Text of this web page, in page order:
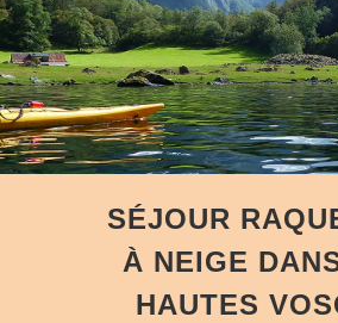
SÉJOUR
À NEIGE
HAUTES